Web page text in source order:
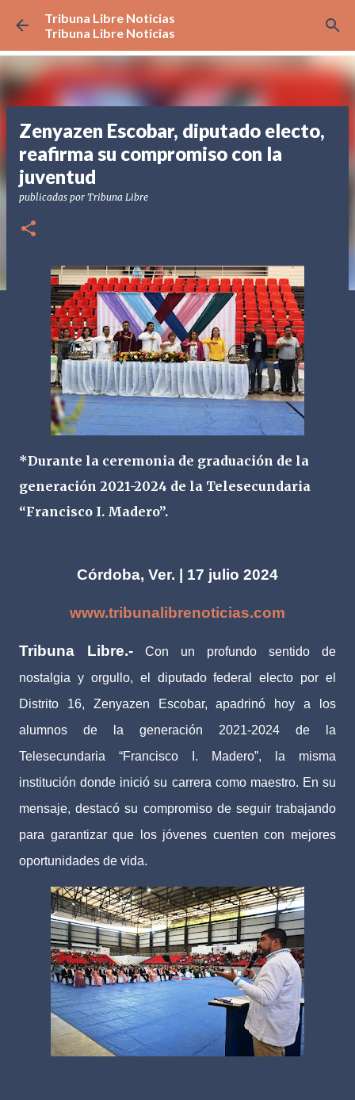
Ir al contenido principal
Tribuna Libre Noticias
Tribuna Libre Noticias
Zenyazen Escobar, diputado electo,
reafirma su compromiso con la
juventud
publicadas por Tribuna Libre
*Durante la ceremonia de graduación de la
generación 2021-2024 de la Telesecundaria
“Francisco I. Madero”.
Córdoba, Ver. | 17 julio 2024
www.tribunalibrenoticias.com
Tribuna Libre.- Con un profundo sentido de
nostalgia y orgullo, el diputado federal electo por el
Distrito 16, Zenyazen Escobar, apadrinó hoy a los
alumnos de la generación 2021-2024 de la
Telesecundaria “Francisco I. Madero”, la misma
institución donde inició su carrera como maestro. En su
mensaje, destacó su compromiso de seguir trabajando
para garantizar que los jóvenes cuenten con mejores
oportunidades de vida.